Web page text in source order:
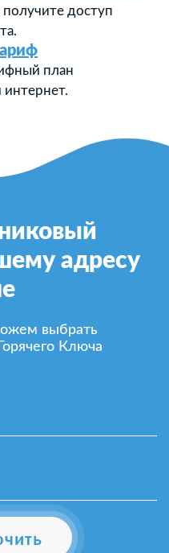
доступ
план
интернет.
адресу
выбрать
Ключа